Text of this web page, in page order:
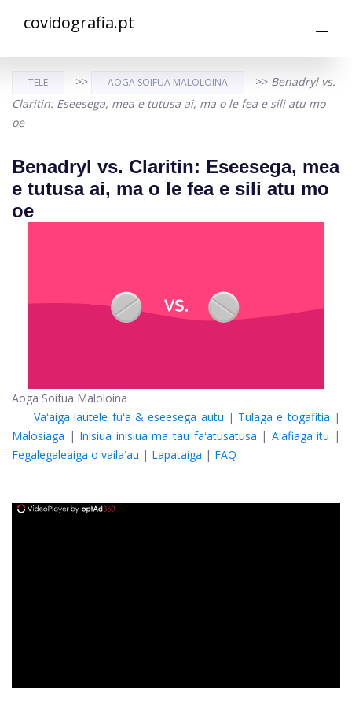
covidografia.pt
TELE >> AOGA SOIFUA MALOLOINA >> Benadryl vs.
Claritin: Eseesega, mea e tutusa ai, ma o le fea e sili atu mo
oe
Benadryl vs. Claritin: Eseesega, mea
e tutusa ai, ma o le fea e sili atu mo
oe
Aoga Soifua Maloloina
Vaʻaiga lautele fuʻa & eseesega autu | Tulaga e togafitia |
Malosiaga | Inisiua inisiua ma tau faʻatusatusa | Aʻafiaga itu |
Fegalegaleaiga o vailaʻau | Lapataiga | FAQ